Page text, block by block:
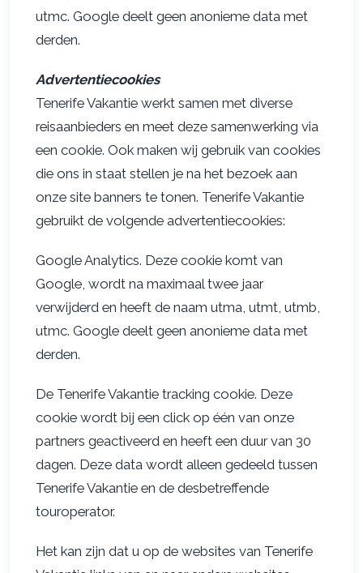
utmc. Google deelt geen anonieme data met
derden.
Advertentiecookies
Tenerife Vakantie werkt samen met diverse
reisaanbieders en meet deze samenwerking via
een cookie. Ook maken wij gebruik van cookies
die ons in staat stellen je na het bezoek aan
onze site banners te tonen. Tenerife Vakantie
gebruikt de volgende advertentiecookies:
Google Analytics. Deze cookie komt van
Google, wordt na maximaal twee jaar
verwijderd en heeft de naam utma, utmt, utmb,
utmc. Google deelt geen anonieme data met
derden.
De Tenerife Vakantie tracking cookie. Deze
cookie wordt bij een click op één van onze
partners geactiveerd en heeft een duur van 30
dagen. Deze data wordt alleen gedeeld tussen
Tenerife Vakantie en de desbetreffende
touroperator.
Het kan zijn dat u op de websites van Tenerife